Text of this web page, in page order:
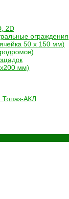
2D
ограждения
50 х 150 мм)
мм)
Топаз-АКЛ